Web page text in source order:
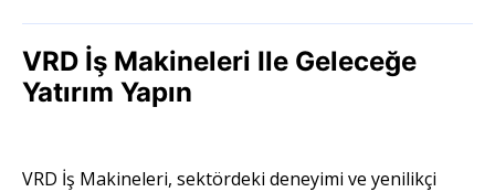
VRD İş Makineleri Ile Geleceğe
Yatırım Yapın
VRD İş Makineleri, sektördeki deneyimi ve yenilikçi